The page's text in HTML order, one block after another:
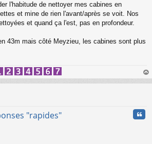
l'habitude de nettoyer mes cabines en
et mine de rien l'avant/après se voit. Nos
et quand ça l'est, pas en profondeur.
43m mais côté Meyzieu, les cabines sont plus
au
"rapides"